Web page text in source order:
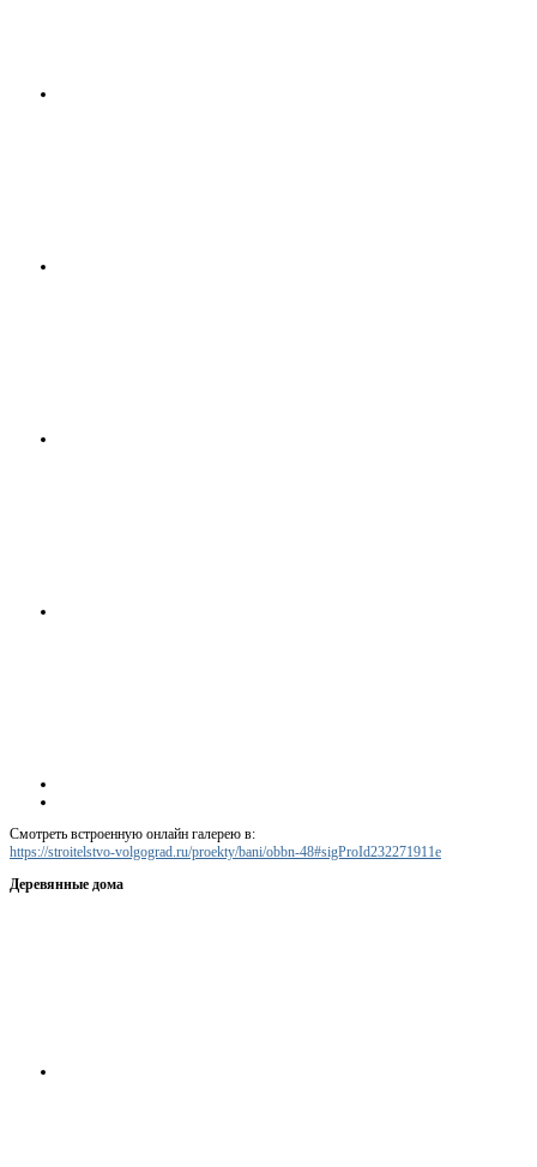
Смотреть встроенную онлайн галерею в:
https://stroitelstvo-volgograd.ru/proekty/bani/obbn-48#sigProId232271911e
Деревянные дома